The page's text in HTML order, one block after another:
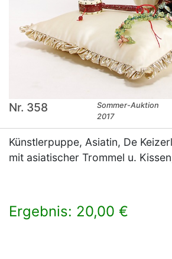
Nr. 358
Sommer-Auktion
2017
Künstlerpuppe, Asiatin, De
mit asiatischer Trommel u.
Ergebnis: 20,00 €